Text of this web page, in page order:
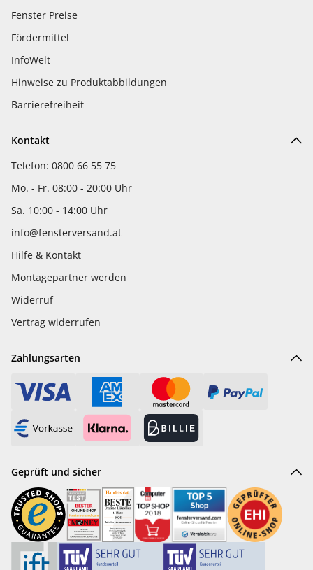
Fenster Preise
Fördermittel
InfoWelt
Hinweise zu Produktabbildungen
Barrierefreiheit
Kontakt
Telefon: 0800 66 55 75
Mo. - Fr. 08:00 - 20:00 Uhr
Sa. 10:00 - 14:00 Uhr
info@fensterversand.at
Hilfe & Kontakt
Montagepartner werden
Widerruf
Vertrag widerrufen
Zahlungsarten
Geprüft und sicher